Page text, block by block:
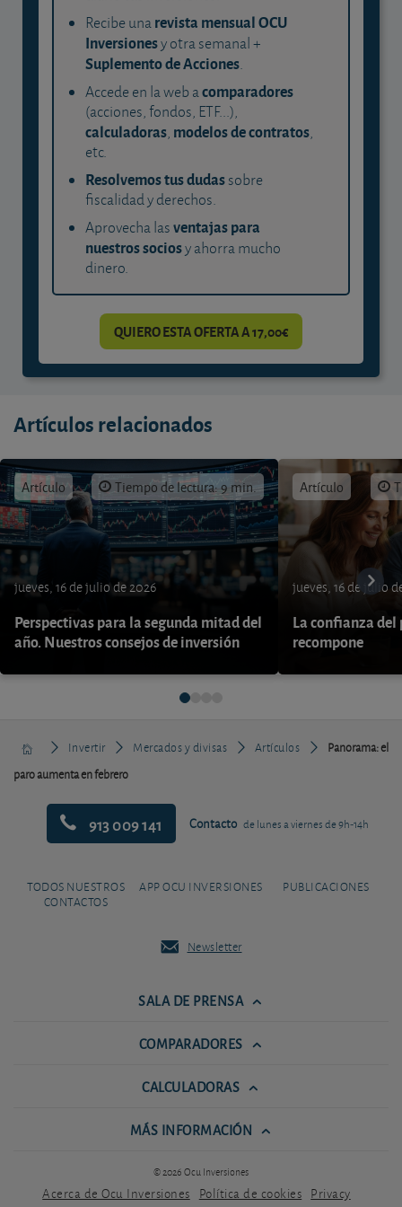
Recibe unarevista mensual OCU
Inversionesy otra semanal +
Suplemento de Acciones.
Accede en la web acomparadores
(acciones, fondos, ETF...),
calculadoras, modelos de contratos,
etc.
Resolvemos tus dudassobre
fiscalidad y derechos.
Aprovecha lasventajas para
nuestros sociosy ahorra mucho
dinero.
QUIERO ESTA OFERTA A 17,00€
Artículos relacionados
Artículo Tiempo de lectura: 9 min.
jueves, 16 de julio de 2026
Perspectivas para la segunda mitad del
año. Nuestros consejos de inversión
Artículo
jueves, 16 de julio
La confianza del
recompone
Invertir Mercados y divisas Artículos
Panorama: el
paro aumenta en febrero
913 009 141 Contacto de lunes a viernes de 9h-14h
TODOS NUESTROS
CONTACTOS
APP OCU INVERSIONES PUBLICACIONES
Newsletter
SALA DE PRENSA
COMPARADORES
CALCULADORAS
MÁS INFORMACIÓN
© 2026 Ocu Inversiones
Acerca de Ocu Inversiones Política de cookies Privacy